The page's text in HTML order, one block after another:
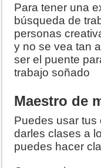
Para tener una
búsqueda de
personas
y no se vea tan
ser el puente
trabajo soñado
Maestro de
Puedes usar
darles clases a
puedes hacer